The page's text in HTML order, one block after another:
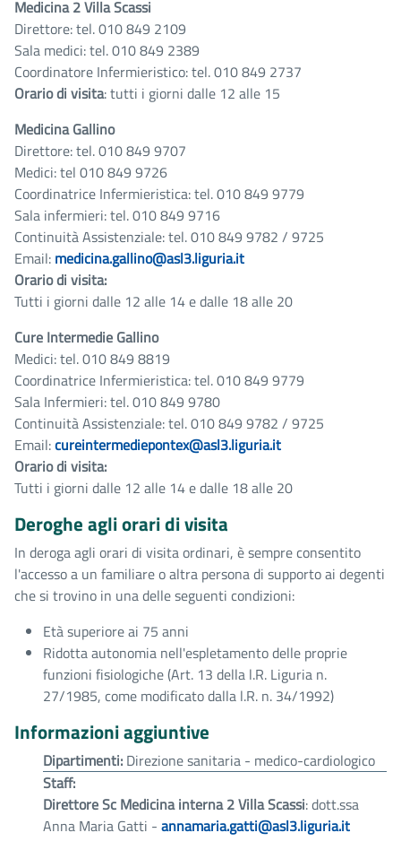
Medicina 2 Villa Scassi
Direttore: tel. 010 849 2109
Sala medici: tel. 010 849 2389
Coordinatore Infermieristico: tel. 010 849 2737
Orario di visita: tutti i giorni dalle 12 alle 15
Medicina Gallino
Direttore: tel. 010 849 9707
Medici: tel 010 849 9726
Coordinatrice Infermieristica: tel. 010 849 9779
Sala infermieri: tel. 010 849 9716
Continuità Assistenziale: tel. 010 849 9782 / 9725
Email: medicina.gallino@asl3.liguria.it
Orario di visita:
Tutti i giorni dalle 12 alle 14 e dalle 18 alle 20
Cure Intermedie Gallino
Medici: tel. 010 849 8819
Coordinatrice Infermieristica: tel. 010 849 9779
Sala Infermieri: tel. 010 849 9780
Continuità Assistenziale: tel. 010 849 9782 / 9725
Email:cureintermediepontex@asl3.liguria.it
Orario di visita:
Tutti i giorni dalle 12 alle 14 e dalle 18 alle 20
Deroghe agli orari di visita
In deroga agli orari di visita ordinari, è sempre consentito
l'accesso a un familiare o altra persona di supporto ai degenti
che si trovino in una delle seguenti condizioni:
Età superiore ai 75 anni
Ridotta autonomia nell'espletamento delle proprie
funzioni fisiologiche (Art. 13 della l.R. Liguria n.
27/1985, come modificato dalla l.R. n. 34/1992)
Informazioni aggiuntive
Dipartimenti: Direzione sanitaria - medico-cardiologico
Staff:
Direttore Sc Medicina interna 2 Villa Scassi: dott.ssa
Anna Maria Gatti - annamaria.gatti@asl3.liguria.it